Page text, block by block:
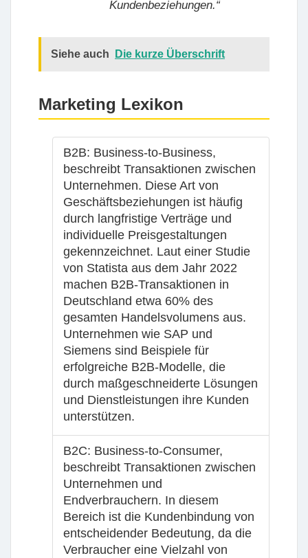
Kundenbeziehungen.“
Siehe auch Die kurze Überschrift
Marketing Lexikon
B2B: Business-to-Business,
beschreibt Transaktionen zwischen
Unternehmen. Diese Art von
Geschäftsbeziehungen ist häufig
durch langfristige Verträge und
individuelle Preisgestaltungen
gekennzeichnet. Laut einer Studie
von Statista aus dem Jahr 2022
machen B2B-Transaktionen in
Deutschland etwa 60% des
gesamten Handelsvolumens aus.
Unternehmen wie SAP und
Siemens sind Beispiele für
erfolgreiche B2B-Modelle, die
durch maßgeschneiderte Lösungen
und Dienstleistungen ihre Kunden
unterstützen.
B2C: Business-to-Consumer,
beschreibt Transaktionen zwischen
Unternehmen und
Endverbrauchern. In diesem
Bereich ist die Kundenbindung von
entscheidender Bedeutung, da die
Verbraucher eine Vielzahl von